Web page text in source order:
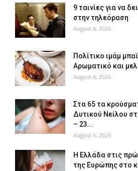
9 ταινίες για να
στην τηλεόραση
August 6, 2026
Πολίτικο ιμάμ
Αρωματικό και
August 6, 2026
Στα 65 τα
Δυτικού Νείλου
– 23...
August 6, 2026
Η Ελλάδα στις
της Ευρώπης στο